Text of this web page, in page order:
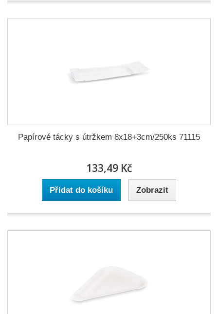
Papírové tácky s útržkem 8x18+3cm/250ks 71115
133,49 Kč
Přidat do košíku Zobrazit